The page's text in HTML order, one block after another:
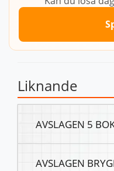
Liknande
AVSLAGEN 5
AVSLAGEN